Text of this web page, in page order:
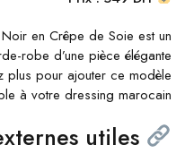
en Crêpe de Soie est un
robe d’une pièce élégante
plus pour ajouter ce modèle
à votre dressing marocain.
Liens internes et externes utiles